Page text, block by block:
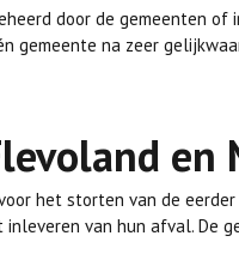
door de gemeenten
gemeente na zeer
en
het storten van de
van hun afval. De